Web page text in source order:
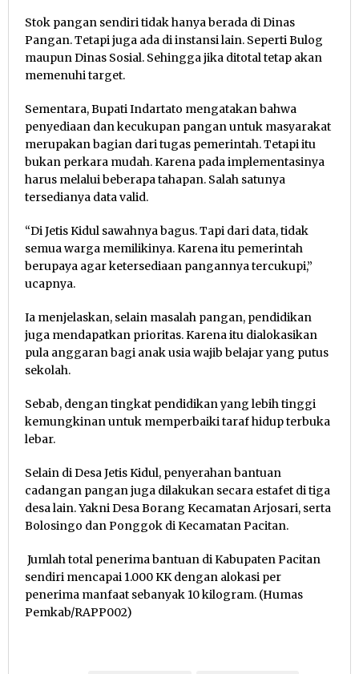
Stok pangan sendiri tidak hanya berada di Dinas
Pangan. Tetapi juga ada di instansi lain. Seperti Bulog
maupun Dinas Sosial. Sehingga jika ditotal tetap akan
memenuhi target.
Sementara, Bupati Indartato mengatakan bahwa
penyediaan dan kecukupan pangan untuk masyarakat
merupakan bagian dari tugas pemerintah. Tetapi itu
bukan perkara mudah. Karena pada implementasinya
harus melalui beberapa tahapan. Salah satunya
tersedianya data valid.
“Di Jetis Kidul sawahnya bagus. Tapi dari data, tidak
semua warga memilikinya. Karena itu pemerintah
berupaya agar ketersediaan pangannya tercukupi,”
ucapnya.
Ia menjelaskan, selain masalah pangan, pendidikan
juga mendapatkan prioritas. Karena itu dialokasikan
pula anggaran bagi anak usia wajib belajar yang putus
sekolah.
Sebab, dengan tingkat pendidikan yang lebih tinggi
kemungkinan untuk memperbaiki taraf hidup terbuka
lebar.
Selain di Desa Jetis Kidul, penyerahan bantuan
cadangan pangan juga dilakukan secara estafet di tiga
desa lain. Yakni Desa Borang Kecamatan Arjosari, serta
Bolosingo dan Ponggok di Kecamatan Pacitan.
Jumlah total penerima bantuan di Kabupaten Pacitan
sendiri mencapai 1.000 KK dengan alokasi per
penerima manfaat sebanyak 10 kilogram. (Humas
Pemkab/RAPP002)